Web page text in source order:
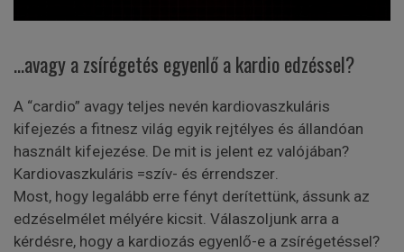
...avagy a zsírégetés egyenlő a kardio edzéssel?
A “cardio” avagy teljes nevén kardiovaszkuláris
kifejezés a fitnesz világ egyik rejtélyes és állandóan
használt kifejezése. De mit is jelent ez valójában?
Kardiovaszkuláris =szív- és érrendszer
Most, hogy legalább erre fényt derítettünk, ássunk az
edzéselmélet mélyére kicsit. Válaszoljunk arra a
kérdésre, hogy a kardiozás egyenlő-e a zsírégetéssel?